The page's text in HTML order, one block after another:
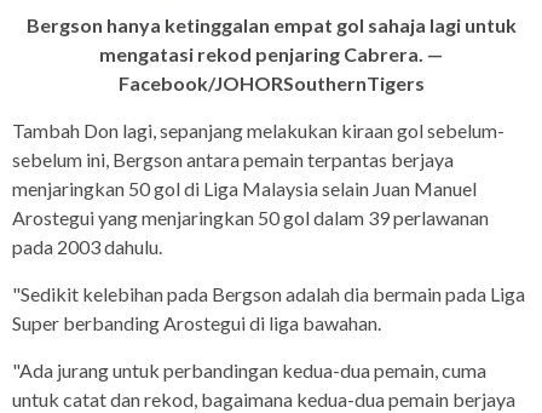
Bergson hanya ketinggalan empat gol sahaja lagi untuk
mengatasi rekod penjaring Cabrera. —
Facebook/JOHORSouthernTigers
Tambah Don lagi, sepanjang melakukan kiraan gol sebelum-
sebelum ini, Bergson antara pemain terpantas berjaya
menjaringkan 50 gol di Liga Malaysia selain Juan Manuel
Arostegui yang menjaringkan 50 gol dalam 39 perlawanan
pada 2003 dahulu.
"Sedikit kelebihan pada Bergson adalah dia bermain pada Liga
Super berbanding Arostegui di liga bawahan.
"Ada jurang untuk perbandingan kedua-dua pemain, cuma
untuk catat dan rekod, bagaimana kedua-dua pemain berjaya